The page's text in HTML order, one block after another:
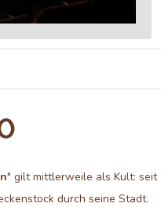
" gilt mittlerweile als Kult: seit
durch seine Stadt.